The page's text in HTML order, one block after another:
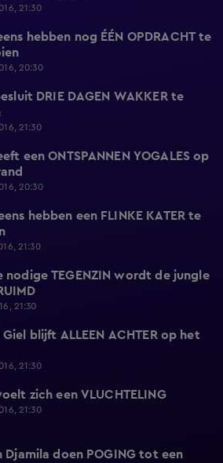
21:30
hebben nog ÉÉN OPDRACHT te
20:30
DRIE DAGEN WAKKER te
21:30
een ONTSPANNEN YOGALES op
20:30
hebben een FLINKE KATER te
21:30
nodige TEGENZIN wordt de jungle
21:30
Giel blijft ALLEEN ACHTER op het
21:30
zich een VLUCHTELING
21:30
Djamila doen POGING tot een